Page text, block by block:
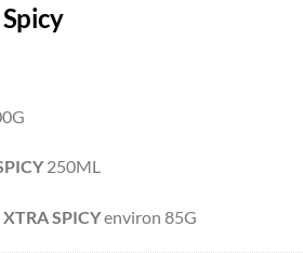
€.
250ML
XTRA SPICYenviron 85G